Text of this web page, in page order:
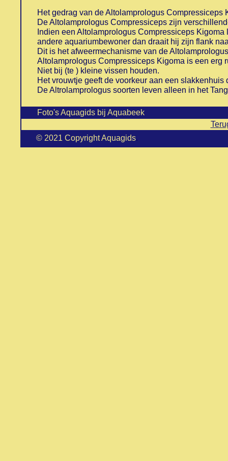
Het gedrag van de Altolamprologus
De Altolamprologus Compressiceps zijn
Indien een Altolamprologus Compressiceps
andere aquariumbewoner dan draait hij zijn flank
Dit is het afweermechanisme van de
Altolamprologus Compressiceps Kigoma is een erg
Niet bij (te ) kleine vissen houden.
Het vrouwtje geeft de voorkeur aan een
De Altrolamprologus soorten leven alleen in het
Foto's Aquagids bij Aquabeek
© 2021 Copyright Aquagids.